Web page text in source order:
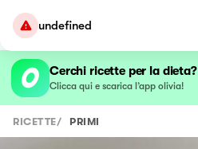
undefined
Cerchi ricette per la dieta?
Clicca qui e scarica l’app olivia!
RICETTE/ PRIMI